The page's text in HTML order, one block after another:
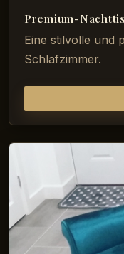
Premium-
Eine stilvolle und
Schlafzimmer.